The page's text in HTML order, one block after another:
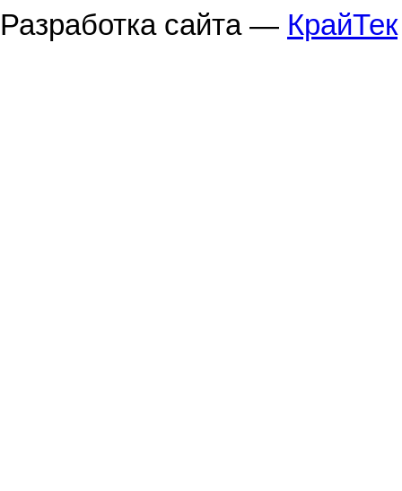
Разработка сайта — КрайТек